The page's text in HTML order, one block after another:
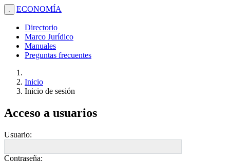
. ECONOMÍA
Directorio
Marco Jurídico
Manuales
Preguntas frecuentes
Inicio
Inicio de sesión
Acceso a usuarios
Usuario:
Contraseña: